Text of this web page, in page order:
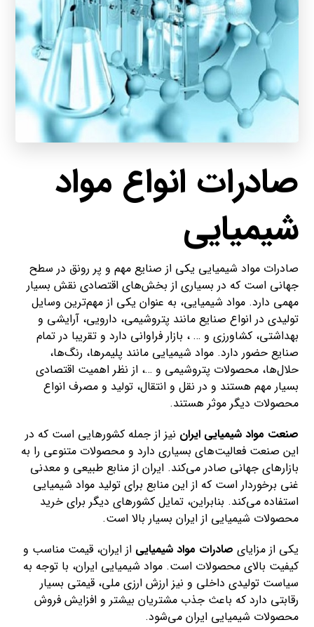
صادرات انواع مواد
شیمیایی
صادرات مواد شیمیایی یکی از صنایع مهم و پر رونق در سطح
جهانی است که در بسیاری از بخش‌های اقتصادی نقش بسیار
مهمی دارد. مواد شیمیایی، به عنوان یکی از مهم‌ترین وسایل
تولیدی در انواع صنایع مانند پتروشیمی، دارویی، آرایشی و
بهداشتی، کشاورزی و … ، بازار فراوانی دارد و تقریبا در تمام
صنایع حضور دارد. مواد شیمیایی مانند پلیمرها، رنگ‌ها،
حلال‌ها، محصولات پتروشیمی و …، از نظر اهمیت اقتصادی
بسیار مهم هستند و در نقل و انتقال، تولید و مصرف انواع
محصولات دیگر موثر هستند.
صنعت مواد شیمیایی ایران نیز از جمله کشورهایی است که در
این صنعت فعالیت‌های بسیاری دارد و محصولات متنوعی را به
بازارهای جهانی صادر می‌کند. ایران از منابع طبیعی و معدنی
غنی برخوردار است که از این منابع برای تولید مواد شیمیایی
استفاده می‌کند. بنابراین، تمایل کشورهای دیگر برای خرید
محصولات شیمیایی از ایران بسیار بالا است.
یکی از مزایای صادرات مواد شیمیایی از ایران، قیمت مناسب و
کیفیت بالای محصولات است. مواد شیمیایی ایران، با توجه به
سیاست تولیدی داخلی و نیز ارزش ارزی ملی، قیمتی بسیار
رقابتی دارد که باعث جذب مشتریان بیشتر و افزایش فروش
محصولات شیمیایی ایران می‌شود.